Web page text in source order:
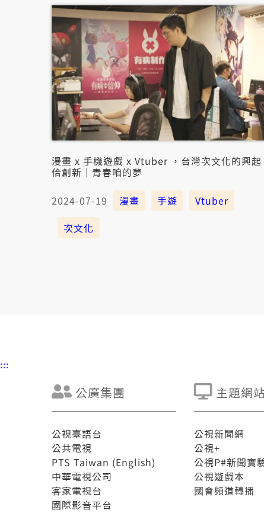
漫畫 x 手機遊戲 x Vtuber ，台灣次文化的興起
佮創新｜青春咱的夢
2024-07-19 漫畫 手遊
Vtuber
次文化
:::
公廣集團
公視臺語台
公共電視
PTS Taiwan (English)
中華電視公司
客家電視台
國際影音平台
主題網站
公視新聞網
公視+
公視P#新聞實
公視遊戲本
國會頻道轉播